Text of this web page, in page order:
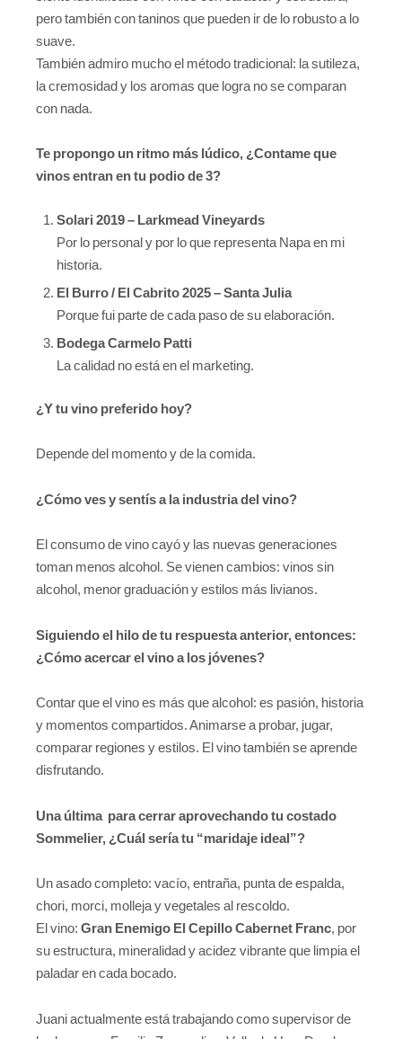
pero también con taninos que pueden ir de lo robusto a lo
suave.
También admiro mucho el método tradicional: la sutileza,
la cremosidad y los aromas que logra no se comparan
con nada.
Te propongo un ritmo más lúdico, ¿Contame que
vinos entran en tu podio de 3?
Solari 2019 – Larkmead Vineyards
Por lo personal y por lo que representa Napa en mi
historia.
El Burro / El Cabrito 2025 – Santa Julia
Porque fui parte de cada paso de su elaboración.
Bodega Carmelo Patti
La calidad no está en el marketing.
¿Y tu vino preferido hoy?
Depende del momento y de la comida.
¿Cómo ves y sentís a la industria del vino?
El consumo de vino cayó y las nuevas generaciones
toman menos alcohol. Se vienen cambios: vinos sin
alcohol, menor graduación y estilos más livianos.
Siguiendo el hilo de tu respuesta anterior, entonces:
¿Cómo acercar el vino a los jóvenes?
Contar que el vino es más que alcohol: es pasión, historia
y momentos compartidos. Animarse a probar, jugar,
comparar regiones y estilos. El vino también se aprende
disfrutando.
Una última para cerrar aprovechando tu costado
Sommelier, ¿Cuál sería tu “maridaje ideal”?
Un asado completo: vacío, entraña, punta de espalda,
chori, morci, molleja y vegetales al rescoldo.
El vino: Gran Enemigo El Cepillo Cabernet Franc, por
su estructura, mineralidad y acidez vibrante que limpia el
paladar en cada bocado.
Juani actualmente está trabajando como supervisor de